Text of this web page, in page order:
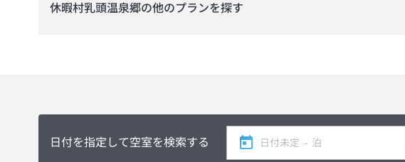
休暇村乳頭温泉郷の他のプランを探す
日付を指定して空室を検索する